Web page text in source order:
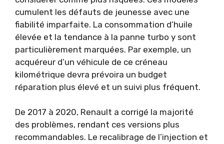
cumulent les défauts de jeunesse avec une
fiabilité imparfaite. La consommation d’huile
élevée et la tendance à la panne turbo y sont
particulièrement marquées. Par exemple, un
acquéreur d’un véhicule de ce créneau
kilométrique devra prévoira un budget
réparation plus élevé et un suivi plus fréquent.
De 2017 à 2020, Renault a corrigé la majorité
des problèmes, rendant ces versions plus
recommandables. Le recalibrage de l’injection et